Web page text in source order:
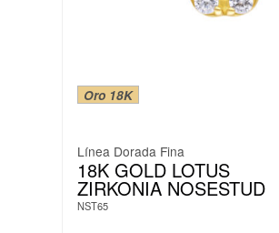
Oro 18K
Línea Dorada Fina
18K GOLD LOTUS
ZIRKONIA NOSESTUD
NST65